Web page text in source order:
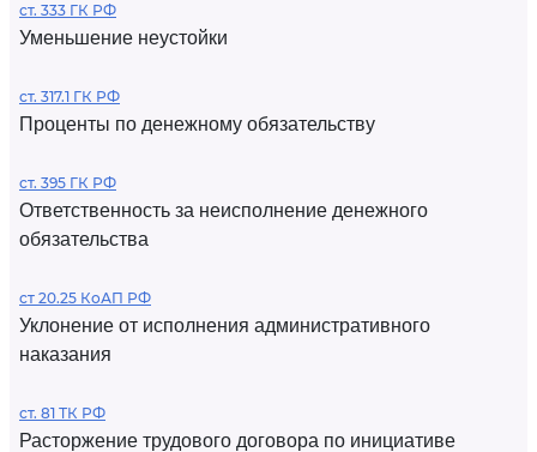
ст. 333 ГК РФ
Уменьшение неустойки
ст. 317.1 ГК РФ
Проценты по денежному обязательству
ст. 395 ГК РФ
Ответственность за неисполнение денежного
обязательства
ст 20.25 КоАП РФ
Уклонение от исполнения административного
наказания
ст. 81 ТК РФ
Расторжение трудового договора по инициативе